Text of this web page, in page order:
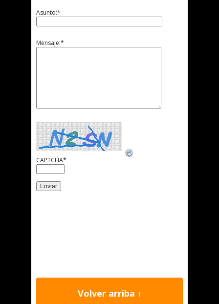
Asunto:*
Mensaje:*
CAPTCHA*
Volver arriba ↑